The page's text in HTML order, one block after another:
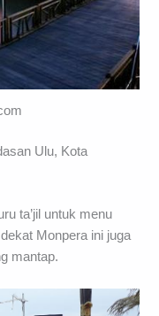
Ulu, Kota
ta’jil untuk menu
Monpera ini juga
mantap.